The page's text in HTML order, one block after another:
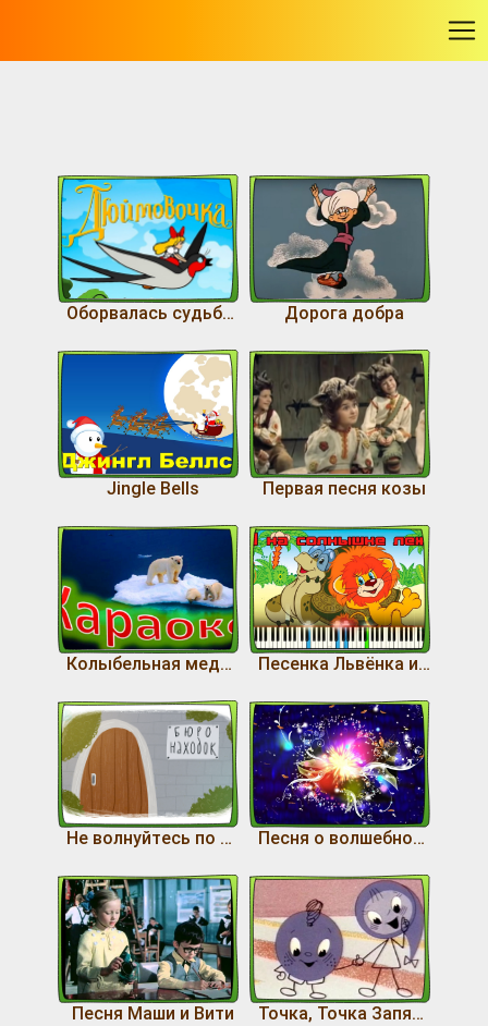
Оборвалась судьбы верёвочка Дорога добра
Jingle Bells Первая песня козы
Колыбельная медведицы Песенка Львёнка и черепахи
Не волнуйтесь по напрасну Песня о волшебном цветке
Песня Маши и Вити Точка, Точка Запятая